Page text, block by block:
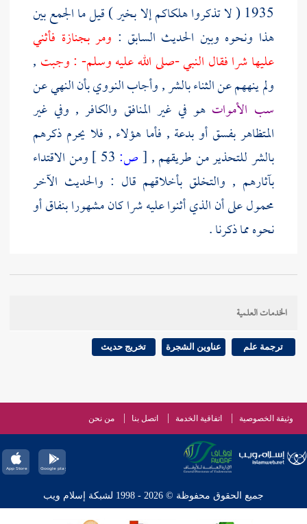
1935 ( لا تذكروا هلكاكم إلا بخير ) قيل ما الجمع بين
هذا ونحوه وبين الحديث السابق : ومر بجنازة فأثني
عليها شرا فقال النبي -صلى الله عليه وسلم- : وجبت ,
ولم ينههم عن الثناء بالشر , وأجابالنوويبأن النهي عن
سب الأمواتهو في غير المنافق والكافر , وفي غير
المتظاهر بفسق أو بدعة , فأما هؤلاء , فلا يحرم ذكرهم
بالشر للتحذير من طريقهم ,[ص:
ومن الاقتداء
بآثارهم , والتخلق بأخلاقهم قال : والحديث الآخر
محمول على أن الذي أثنوا عليه شرا كان مشهورا بنفاق أو
نحوه مما ذكرنا .
الخدمات العلمية
ترجمة علم عناوين الشجرة تخريج حديث
وثيقة الخصوصية اتفاقية الخدمة اتصل بنا من نحن
جميع الحقوق محفوظة © 2026 - 1998 لشبكة إسلام ويب